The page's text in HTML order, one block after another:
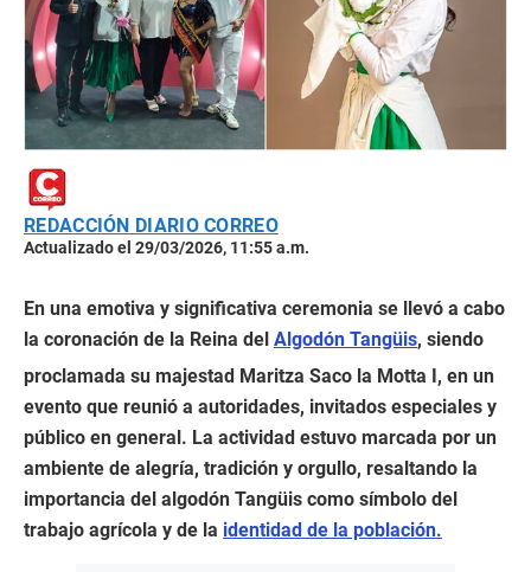
REDACCIÓN DIARIO CORREO
Actualizado el 29/03/2026, 11:55 a.m.
En una emotiva y significativa ceremonia se llevó a cabo
la coronación de la Reina del Algodón Tangüis, siendo
proclamada su majestad Maritza Saco la Motta I, en un
evento que reunió a autoridades, invitados especiales y
público en general. La actividad estuvo marcada por un
ambiente de alegría, tradición y orgullo, resaltando la
importancia del algodón Tangüis como símbolo del
trabajo agrícola y de la identidad de la población.